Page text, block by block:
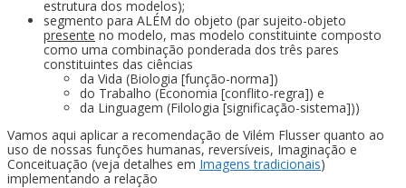
estrutura dos modelos);
segmento para ALÉM do objeto (par sujeito-objeto
presente no modelo, mas modelo constituinte composto
como uma combinação ponderada dos três pares
constituintes das ciências
da Vida (Biologia [função-norma])
do Trabalho (Economia [conflito-regra]) e
da Linguagem (Filologia [significação-sistema]))
Vamos aqui aplicar a recomendação de Vilém Flusser quanto ao
uso de nossas funções humanas, reversíveis, Imaginação e
Conceituação (veja detalhes em Imagens tradicionais)
implementando a relação